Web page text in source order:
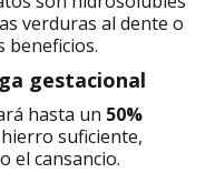
verduras al dente o
beneficios.
gestacional
hasta un 50%
suficiente,
el cansancio.